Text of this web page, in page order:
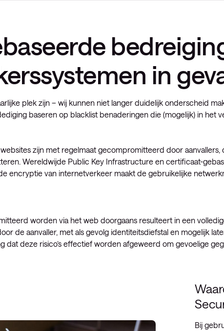
in
plek zijn – wij kunnen niet langer duidelijk onderscheid
baseren op blacklist benaderingen die (mogelijk) in het
zijn met regelmaat gecompromitteerd door
Wereldwijde Public Key Infrastructure en certificaat-
encryptie van internetverkeer maakt de gebruikelijke
worden via het web doorgaans resulteert in een
de aanvaller, met als gevolg identiteitsdiefstal en mogelijk
dat deze risico’s effectief worden afgeweerd om gevoelige
Bij